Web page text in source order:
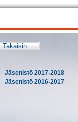
Takaisin
Jäsenistö 2017-2018
Jäsenistö 2016-2017